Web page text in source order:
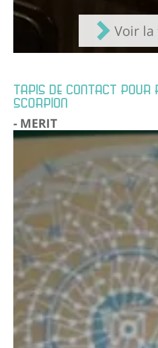
Voir la
TAPIS DE CONTACT POUR
SCORPION
- MERIT